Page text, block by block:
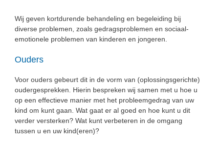
Wij geven kortdurende behandeling en begeleiding bij
diverse problemen, zoals gedragsproblemen en sociaal-
emotionele problemen van kinderen en jongeren.
Ouders
Voor ouders gebeurt dit in de vorm van (oplossingsgerichte)
oudergesprekken. Hierin bespreken wij samen met u hoe u
op een effectieve manier met het probleemgedrag van uw
kind om kunt gaan. Wat gaat er al goed en hoe kunt u dit
verder versterken? Wat kunt verbeteren in de omgang
tussen u en uw kind(eren)?